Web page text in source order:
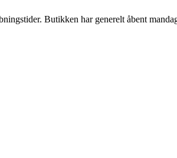
Butikken har generelt åbent